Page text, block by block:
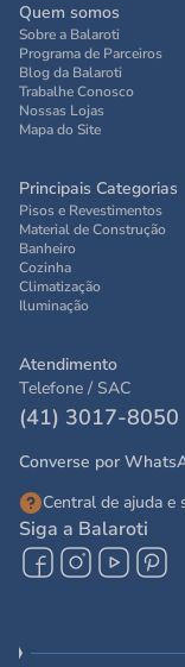
Quem somos
Sobre a Balaroti
Programa de Parceiros
Blog da Balaroti
Trabalhe Conosco
Nossas Lojas
Mapa do Site
Principais Categorias
Pisos e Revestimentos
Material de Construção
Banheiro
Cozinha
Climatização
Iluminação
Atendimento
Telefone / SAC
(41) 3017-8050
Converse por
Central de ajuda e
Siga a Balaroti